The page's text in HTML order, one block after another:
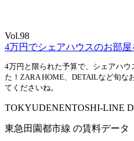
Vol.98
4万円でシェアハウスのお部屋
4万円と限られた予算で、シェアハ
た！ZARA HOME、DETAILなど旬な
てくださいね。
TOKYUDENENTOSHI-LINE
東急田園都市線 の賃料データ